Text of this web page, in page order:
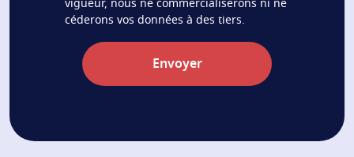
vigueur, nous ne commercialiserons ni ne
céderons vos données à des tiers.